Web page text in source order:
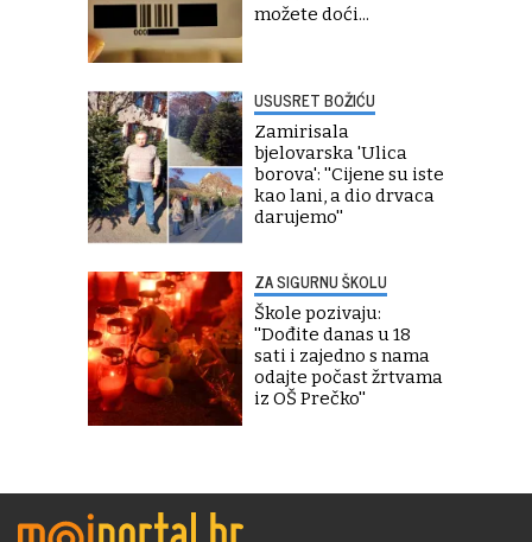
možete doći...
USUSRET BOŽIĆU
Zamirisala
bjelovarska 'Ulica
borova': ''Cijene su iste
kao lani, a dio drvaca
darujemo''
ZA SIGURNU ŠKOLU
Škole pozivaju:
''Dođite danas u 18
sati i zajedno s nama
odajte počast žrtvama
iz OŠ Prečko''